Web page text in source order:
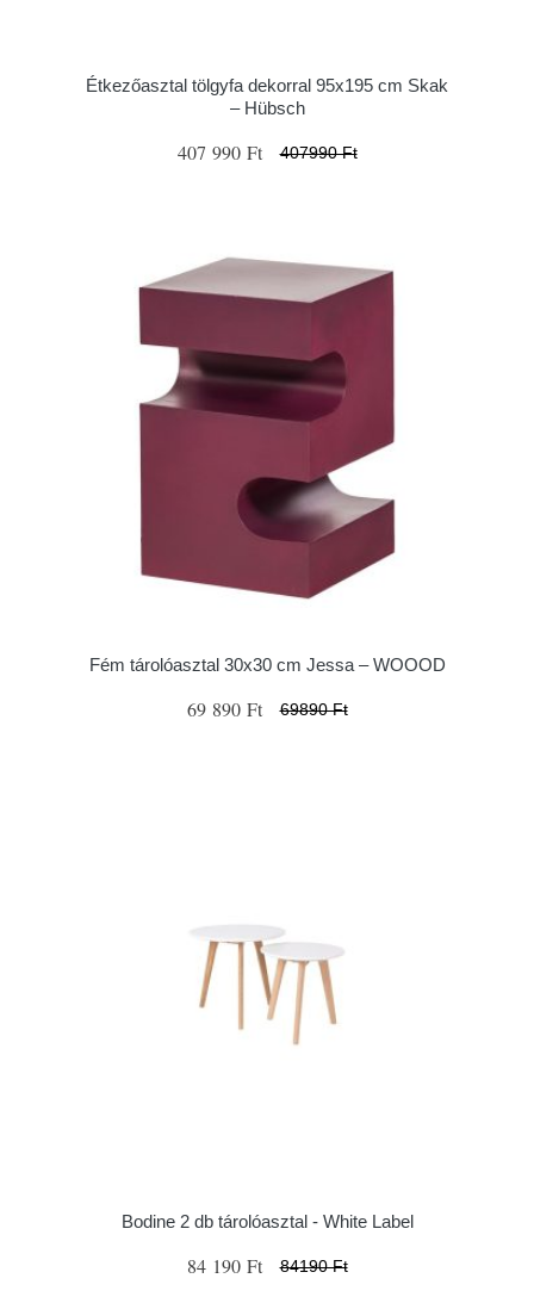
Étkezőasztal tölgyfa dekorral 95x195 cm Skak
– Hübsch
407 990 Ft 407990 Ft
Fém tárolóasztal 30x30 cm Jessa – WOOOD
69 890 Ft 69890 Ft
Bodine 2 db tárolóasztal - White Label
84 190 Ft 84190 Ft